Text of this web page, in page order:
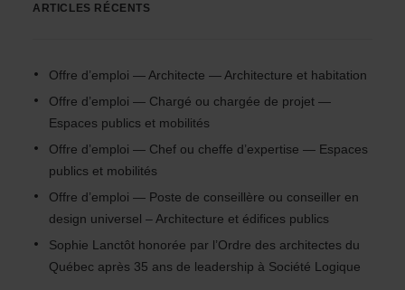
ARTICLES RÉCENTS
Offre d’emploi — Architecte — Architecture et habitation
Offre d’emploi — Chargé ou chargée de projet —
Espaces publics et mobilités
Offre d’emploi — Chef ou cheffe d’expertise — Espaces
publics et mobilités
Offre d’emploi — Poste de conseillère ou conseiller en
design universel – Architecture et édifices publics
Sophie Lanctôt honorée par l’Ordre des architectes du
Québec après 35 ans de leadership à Société Logique